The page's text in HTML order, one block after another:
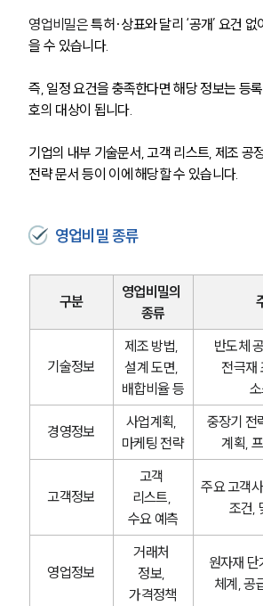
영업비밀은 특허·상표와 달리 ‘공개’ 요건
을 수 있습니다.
즉, 일정 요건을 충족한다면 해당 정보는 등
호의 대상이 됩니다.
기업의 내부 기술문서, 고객 리스트, 제조 공
전략 문서 등이 이에 해당할 수 있습니다.
영업비밀 종류
구분
영업비밀의
종류
기술정보
제조 방법,
설계 도면,
배합비율 등
반도체
전극재
경영정보
사업계획,
마케팅 전략
중장기 전
계획,
고객정보
고객
리스트,
수요 예측
주요 고객
조건,
영업정보
거래처
정보,
가격정책
원자재
체계, 공